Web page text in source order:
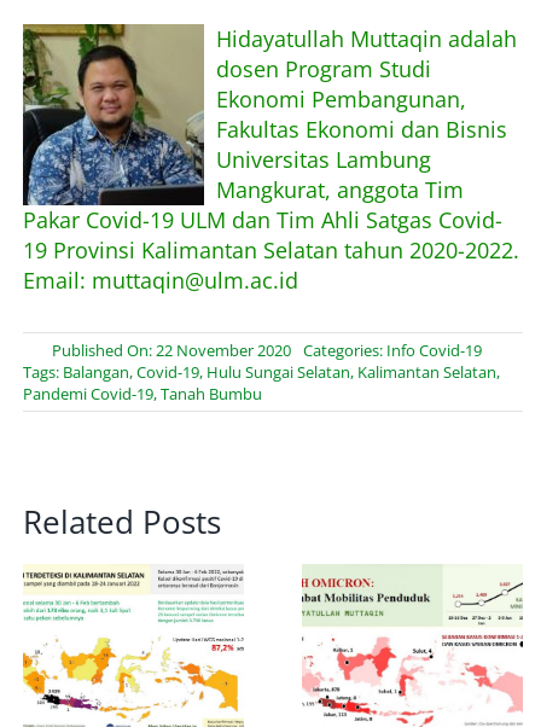
Hidayatullah Muttaqin adalah
dosen Program Studi
Ekonomi Pembangunan,
Fakultas Ekonomi dan Bisnis
Universitas Lambung
Mangkurat, anggota Tim
Pakar Covid-19 ULM dan Tim Ahli Satgas Covid-
19 Provinsi Kalimantan Selatan tahun 2020-2022.
Email: muttaqin@ulm.ac.id
Published On: 22 November 2020 Categories: Info Covid-19
Tags: Balangan,Covid-19, Hulu Sungai Selatan, Kalimantan Selatan,
Pandemi Covid-19,Tanah Bumbu
Related Posts